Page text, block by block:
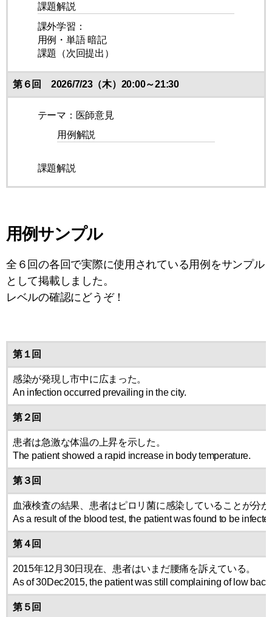
課題解説
課外学習：
用例・単語 暗記
課題（次回提出）
第６回 2026/7/23（木）20:00～21:30
テーマ：医師意見
用例解説
課題解説
用例サンプル
全６回の各回で実際に使用されている用例をサンプル
として掲載しました。
レベルの確認にどうぞ！
第１回
感染が発現し市中に広まった。
An infection occurred prevailing in the city.
第２回
患者は急激な体温の上昇を示した。
The patient showed a rapid increase in body temperature.
第３回
血液検査の結果、患者はピロリ菌に感染していることが分
As a result of the blood test, the patient was found to be
第４回
2015年12月30日現在、患者はいまだ腰痛を訴えている。
As of 30Dec2015, the patient was still complaining of low
第５回